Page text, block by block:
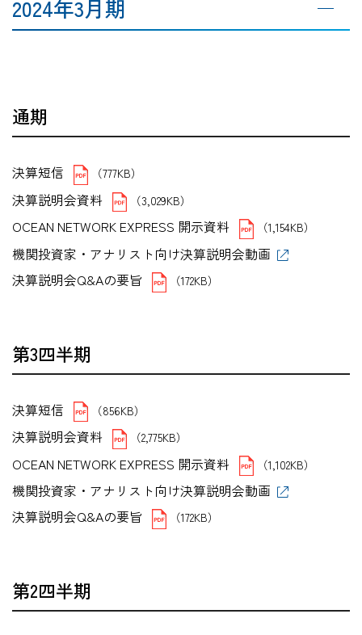
2024年3月期
通期
決算短信 （777KB）
決算説明会資料 （3,029KB）
OCEAN NETWORK EXPRESS 開示資料 （1,154KB）
機関投資家・アナリスト向け決算説明会動画
決算説明会Q&Aの要旨
（172KB）
第3四半期
決算短信 （856KB）
決算説明会資料 （2,775KB）
OCEAN NETWORK EXPRESS 開示資料 （1,102KB）
機関投資家・アナリスト向け決算説明会動画
決算説明会Q&Aの要旨
（172KB）
第2四半期